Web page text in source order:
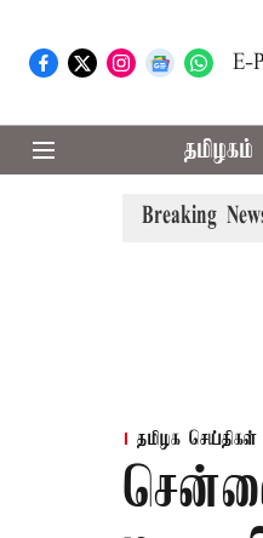
E-
தமிழகம்
Breaking
தொகுதி
தமிழக செய்திகள்